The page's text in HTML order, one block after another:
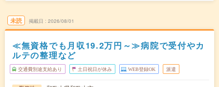
未読 掲載日 2026/08/01
≪無資格でも月収19.2万円～≫病院で受付やカ
ルテの整理など
交通費別途支給あり 土日祝日が休み WEB登録OK 派遣